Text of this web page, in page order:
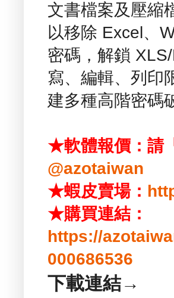
文書檔案及壓縮
以移除 Excel、
密碼，解鎖
寫、編輯、列印
建多種高階密碼
★軟體報價：請
@azotaiwan
★蝦皮賣場：
★購買連結：
https://
000686536
下載連結→